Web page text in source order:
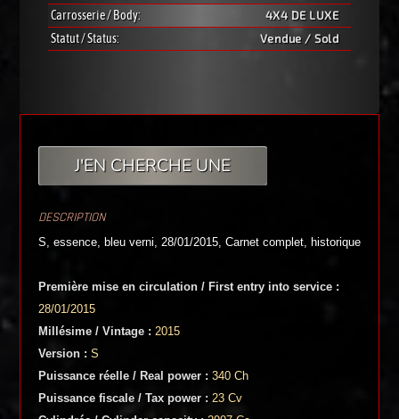
Carrosserie / Body:
4X4 DE LUXE
Statut / Status:
Vendue / Sold
J'EN CHERCHE UNE
DESCRIPTION
S, essence, bleu verni, 28/01/2015, Carnet complet, historique
Première mise en circulation / First entry into service :
28/01/2015
Millésime / Vintage :2015
Version :S
Puissance réelle / Real power :340 Ch
Puissance fiscale / Tax power :23 Cv